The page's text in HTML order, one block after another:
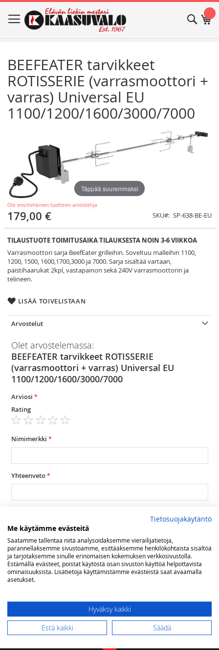
to
Content
Haku
BEEFEATER tarvikkeet
ROTISSERIE (varrasmoottori +
varras) Universal EU
1100/1200/1600/3000/7000
Ole ensimmäinen tuotteen arvostelija
179,00 € SKU SP-638-BE-EU
TILAUSTUOTE TOIMITUSAIKA TILAUKSESTA NOIN 3-6 VIIKKOA
Varrasmoottori sarja BeefEater grilleihin. Soveltuu malleihin 1100,
1200, 1500, 1600,1700,3000 ja 7000. Sarja sisältää vartaan,
paistihaarukat 2kpl, vastapainon sekä 240V varrasmoottorin ja
telineen.
LISÄÄ TOIVELISTAAN
the
images
gallery
beginning
the
images
gallery
Täppää suuremmaksi
Arvostelut
Olet arvostelemassa:
BEEFEATER tarvikkeet ROTISSERIE
(varrasmoottori + varras) Universal EU
1100/1200/1600/3000/7000
Arviosi
Rating
star
stars
stars
stars
stars
Nimimerkki
Yhteenveto
Tietosuojakäytäntö
Me käytämme evästeitä
Saatamme tallentaa niitä analysoidaksemme vierailijatietoja,
parannellaksemme sivustoamme, esittääksemme henkilökohtaista sisältöä
ja tarjotaksemme sinulle erinomaisen kokemuksen verkkosivustolla.
Estämällä evästeet, poistat käytöstä osan sivuston käyttöä helpottavista
ominaisuuksista. Lisätietoja käyttämistämme evästeistä saat avaamalla
asetukset.
Hyväksy kaikki
Estä kaikki Säädä